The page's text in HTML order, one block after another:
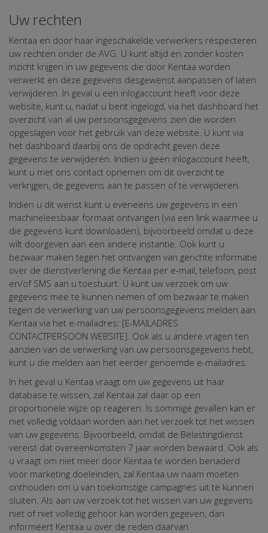
Uw rechten
Kentaa en door haar ingeschakelde verwerkers respecteren
uw rechten onder de AVG. U kunt altijd en zonder kosten
inzicht krijgen in uw gegevens die door Kentaa worden
verwerkt en deze gegevens desgewenst aanpassen of laten
verwijderen. In geval u een inlogaccount heeft voor deze
website, kunt u, nadat u bent ingelogd, via het dashboard het
overzicht van al uw persoonsgegevens zien die worden
opgeslagen voor het gebruik van deze website. U kunt via
het dashboard daarbij ons de opdracht geven deze
gegevens te verwijderen. Indien u geen inlogaccount heeft,
kunt u met ons contact opnemen om dit overzicht te
verkrijgen, de gegevens aan te passen of te verwijderen.
Indien u dit wenst kunt u eveneens uw gegevens in een
machineleesbaar formaat ontvangen (via een link waarmee u
die gegevens kunt downloaden), bijvoorbeeld omdat u deze
wilt doorgeven aan een andere instantie. Ook kunt u
bezwaar maken tegen het ontvangen van gerichte informatie
over de dienstverlening die Kentaa per e-mail, telefoon, post
en/of SMS aan u toestuurt. U kunt uw verzoek om uw
gegevens mee te kunnen nemen of om bezwaar te maken
tegen de verwerking van uw persoonsgegevens melden aan
Kentaa via het e-mailadres: [E-MAILADRES
CONTACTPERSOON WEBSITE]. Ook als u andere vragen ten
aanzien van de verwerking van uw persoonsgegevens hebt,
kunt u die melden aan het eerder genoemde e-mailadres.
In het geval u Kentaa vraagt om uw gegevens uit haar
database te wissen, zal Kentaa zal daar op een
proportionele wijze op reageren. Is sommige gevallen kan er
niet volledig voldaan worden aan het verzoek tot het wissen
van uw gegevens. Bijvoorbeeld, omdat de Belastingdienst
vereist dat overeenkomsten 7 jaar worden bewaard. Ook als
u vraagt om niet meer door Kentaa te worden benaderd
voor marketing doeleinden, zal Kentaa uw naam moeten
onthouden om u van toekomstige campagnes uit te kunnen
sluiten. Als aan uw verzoek tot het wissen van uw gegevens
niet of niet volledig gehoor kan worden gegeven, dan
informeert Kentaa u over de reden daarvan.